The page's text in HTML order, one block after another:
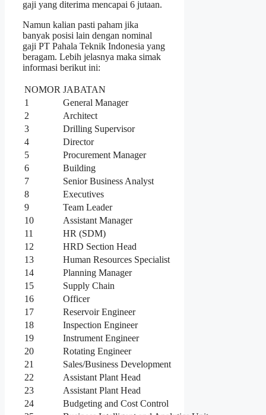
gaji yang diterima mencapai 6 jutaan.
Namun kalian pasti paham jika
banyak posisi lain dengan nominal
gaji PT Pahala Teknik Indonesia yang
beragam. Lebih jelasnya maka simak
informasi berikut ini:
NOMOR JABATAN
1
General Manager
2
Architect
3
Drilling Supervisor
4
Director
5
Procurement Manager
6
Building
7
Senior Business Analyst
8
Executives
9
Team Leader
10
Assistant Manager
11
HR (SDM)
12
HRD Section Head
13
Human Resources Specialist
14
Planning Manager
15
Supply Chain
16
Officer
17
Reservoir Engineer
18
Inspection Engineer
19
Instrument Engineer
20
Rotating Engineer
21
Sales/Business Development
22
Assistant Plant Head
23
Assistant Plant Head
24
Budgeting and Cost Control